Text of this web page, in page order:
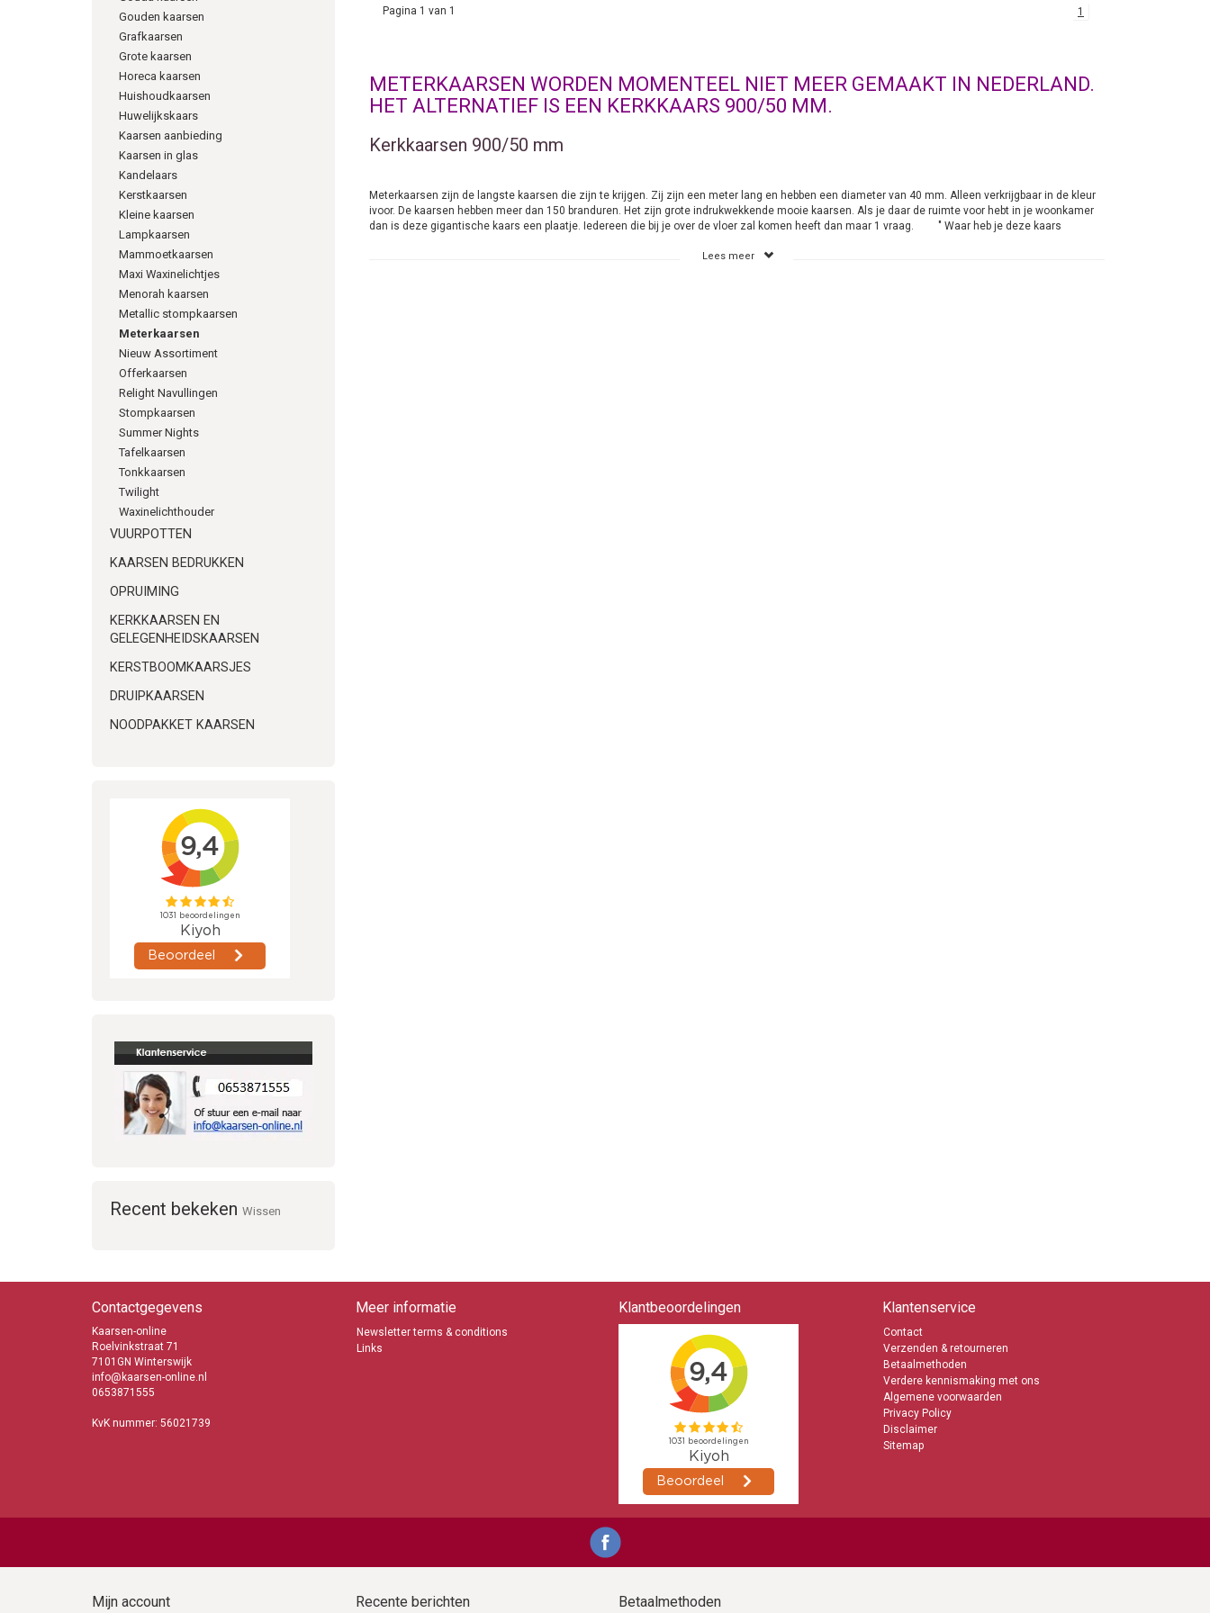
Gouden kaarsen
Grafkaarsen
Grote kaarsen
Horeca kaarsen
Huishoudkaarsen
Huwelijkskaars
Kaarsen aanbieding
Kaarsen in glas
Kandelaars
Kerstkaarsen
Kleine kaarsen
Lampkaarsen
Mammoetkaarsen
Maxi Waxinelichtjes
Menorah kaarsen
Metallic stompkaarsen
Meterkaarsen
Nieuw Assortiment
Offerkaarsen
Relight Navullingen
Stompkaarsen
Summer Nights
Tafelkaarsen
Tonkkaarsen
Twilight
Waxinelichthouder
VUURPOTTEN
KAARSEN BEDRUKKEN
OPRUIMING
KERKKAARSEN EN
GELEGENHEIDSKAARSEN
KERSTBOOMKAARSJES
DRUIPKAARSEN
NOODPAKKET KAARSEN
Recent bekeken Wissen
Pagina 1 van 1 1
METERKAARSEN WORDEN MOMENTEEL NIET MEER GEMAAKT IN NEDERLAND.
HET ALTERNATIEF IS EEN KERKKAARS 900/50 MM.
Kerkkaarsen 900/50 mm
Meterkaarsen zijn de langste kaarsen die zijn te krijgen. Zij zijn een meter lang en hebben een diameter van 40 mm. Alleen verkrijgbaar in de kleur
ivoor. De kaarsen hebben meer dan 150 branduren. Het zijn grote indrukwekkende mooie kaarsen. Als je daar de ruimte voor hebt in je woonkamer
dan is deze gigantische kaars een plaatje. Iedereen die bij je over de vloer zal komen heeft dan maar 1 vraag. " Waar heb je deze kaars
Lees meer
Contactgegevens
Kaarsen-online
Roelvinkstraat 71
7101GN Winterswijk
info@kaarsen-online.nl
0653871555
KvK nummer: 56021739
Meer informatie
Newsletter terms & conditions
Links
Klantbeoordelingen Klantenservice
Contact
Verzenden & retourneren
Betaalmethoden
Verdere kennismaking met ons
Algemene voorwaarden
Privacy Policy
Disclaimer
Sitemap
Mijn account Recente berichten Betaalmethoden